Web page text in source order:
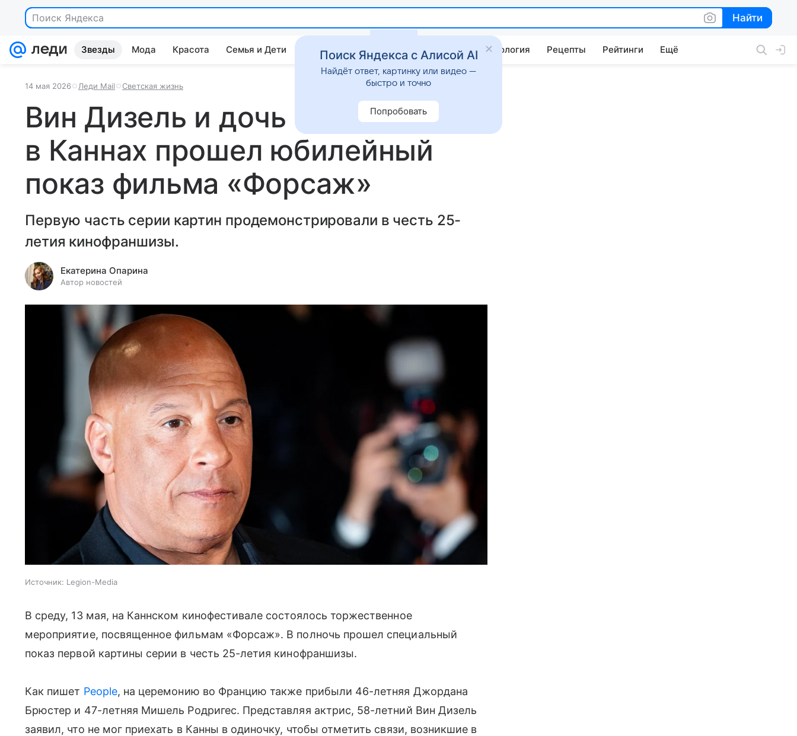
Поиск Яндекса Найти
Найти
Звезды Мода Красота Семья и Дети Дом Гороскопы Стиль жизни Психология Рецепты Рейтинги Ещё
14 мая 2026 Леди Mail Светская жизнь
Вин Дизель и дочь Пола Уокера:
в Каннах прошел юбилейный
показ фильма «Форсаж»
Первую часть серии картин продемонстрировали в честь 25-
летия кинофраншизы.
Екатерина Опарина
Автор новостей
Источник: Legion-Media
В среду, 13 мая, на Каннском кинофестивале состоялось торжественное
мероприятие, посвященное фильмам «Форсаж». В полночь прошел специальный
показ первой картины серии в честь 25-летия кинофраншизы.
Как пишет People, на церемонию во Францию также прибыли 46-летняя Джордана
Брюстер и 47-летняя Мишель Родригес. Представляя актрис, 58-летний Вин Дизель
заявил, что не мог приехать в Канны в одиночку, чтобы отметить связи, возникшие в
Поиск Яндекса с Алисой AI
Найдёт ответ, картинку или видео —
быстро и точно
Попробовать